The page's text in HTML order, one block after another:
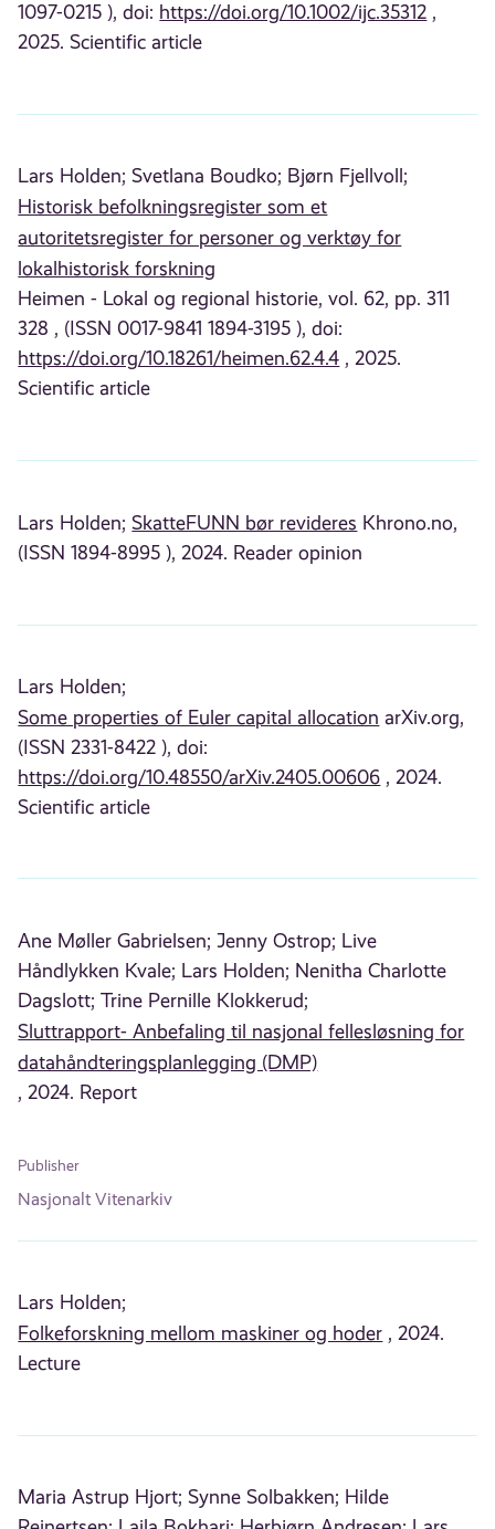
1097-0215 ), doi: https://doi.org/10.1002/ijc.35312 ,
2025. Scientific article
Lars Holden; Svetlana Boudko; Bjørn Fjellvoll;
Historisk befolkningsregister som et
autoritetsregister for personer og verktøy for
lokalhistorisk forskning
Heimen - Lokal og regional historie, vol. 62, pp. 311
328 , (ISSN 0017-9841 1894-3195 ), doi:
https://doi.org/10.18261/heimen.62.4.4 , 2025.
Scientific article
Lars Holden; SkatteFUNN bør revideres Khrono.no,
(ISSN 1894-8995 ), 2024. Reader opinion
Lars Holden;
Some properties of Euler capital allocation arXiv.org,
(ISSN 2331-8422 ), doi:
https://doi.org/10.48550/arXiv.2405.00606 , 2024.
Scientific article
Ane Møller Gabrielsen; Jenny Ostrop; Live
Håndlykken Kvale; Lars Holden; Nenitha Charlotte
Dagslott; Trine Pernille Klokkerud;
Sluttrapport- Anbefaling til nasjonal fellesløsning for
datahåndteringsplanlegging (DMP)
, 2024. Report
Publisher
Nasjonalt Vitenarkiv
Lars Holden;
Folkeforskning mellom maskiner og hoder , 2024.
Lecture
Maria Astrup Hjort; Synne Solbakken; Hilde